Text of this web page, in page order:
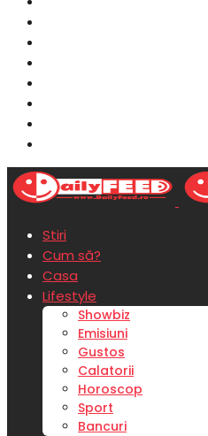
Stiri
Cum să?
Casa
Lifestyle
Showbiz
Emisiuni
Gustos
Calatorii
Horoscop
Sport
Bancuri